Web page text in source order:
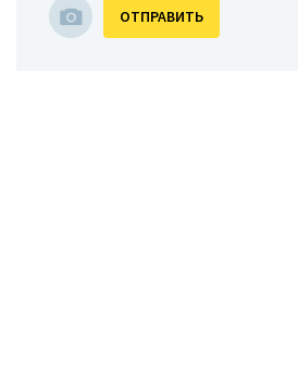
ОТПРАВИТЬ